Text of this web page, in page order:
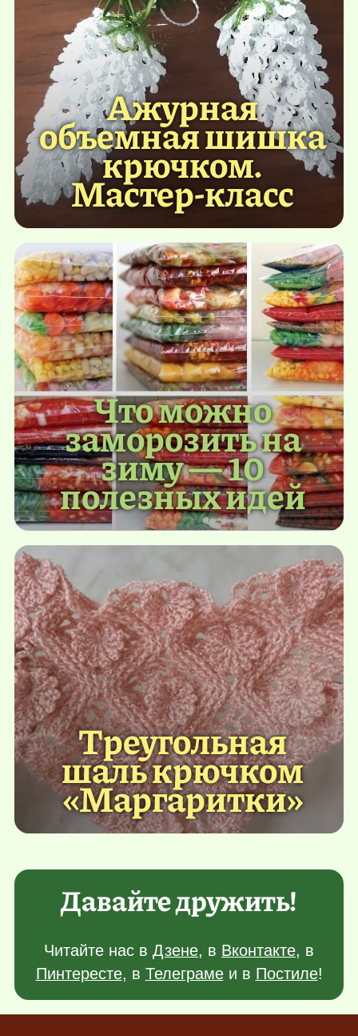
Ажурная
объемная шишка
крючком.
Мастер-класс
Что можно
заморозить на
зиму — 10
полезных идей
Треугольная
шаль крючком
«Маргаритки»
Давайте дружить!
Читайте нас в Дзене, в Вконтакте, в
Пинтересте, в Телеграмеи в Постиле!